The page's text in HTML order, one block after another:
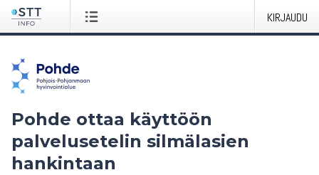
KIRJAUDU
Pohde ottaa käyttöön
palvelusetelin silmälasien
hankintaan